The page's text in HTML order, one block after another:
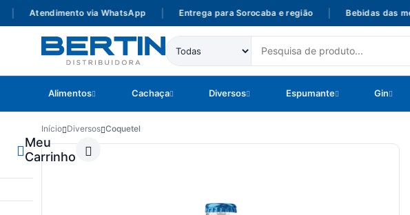
Atendimento via WhatsApp Entrega para Sorocaba e região Bebidas das
Alimentos Cachaça Diversos Espumante Gin
Meu
Carrinho
Início Diversos Coquetel